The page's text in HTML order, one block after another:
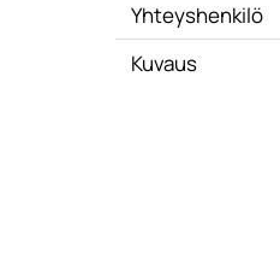
Yhteyshenkilö
Kuvaus